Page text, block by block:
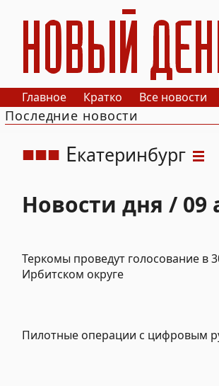
РИА Новый День
Главное Кратко Все новости
Последние новости
Екатеринбург
Новости дня / 09
Теркомы проведут голосование в
Ирбитском округе
Пилотные операции с цифровым